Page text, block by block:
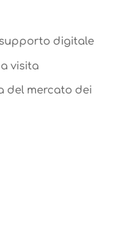
digitale
visita
del mercato dei